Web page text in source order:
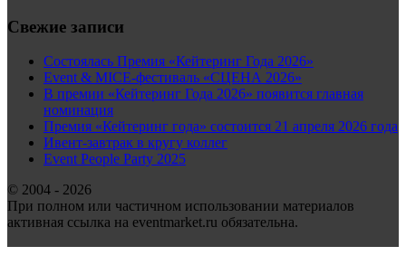
Свежие записи
Состоялась Премия «Кейтеринг Года 2026»
Event & MICE-фестиваль «СЦЕНА 2026»
В премии «Кейтеринг Года 2026» появится главная
номинация
Премия «Кейтеринг года» состоится 21 апреля 2026 года
Ивент-завтрак в кругу коллег
Event People Party 2025
© 2004 - 2026
При полном или частичном использовании материалов
активная ссылка на eventmarket.ru обязательна.